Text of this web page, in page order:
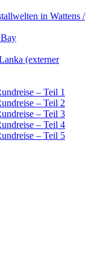
in Wattens /
(externer
– Teil 1
– Teil 2
– Teil 3
– Teil 4
– Teil 5